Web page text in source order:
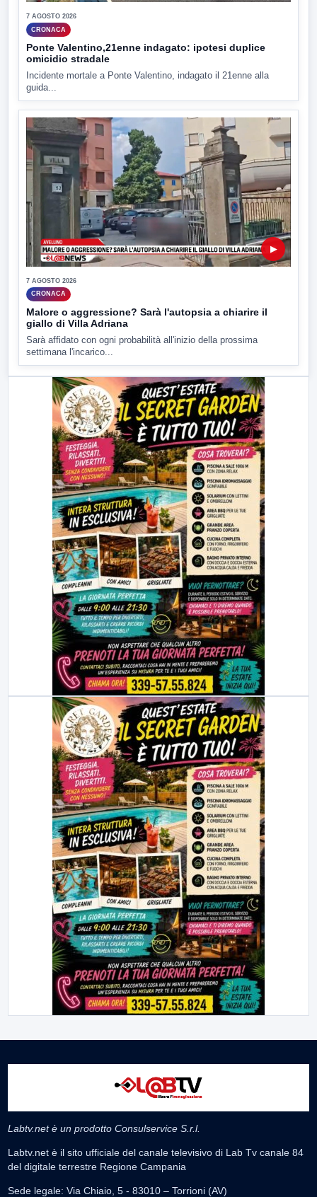
7 AGOSTO 2026
CRONACA
Ponte Valentino,21enne indagato: ipotesi duplice
omicidio stradale
Incidente mortale a Ponte Valentino, indagato il 21enne alla
guida...
▶
7 AGOSTO 2026
CRONACA
Malore o aggressione? Sarà l'autopsia a chiarire il
giallo di Villa Adriana
Sarà affidato con ogni probabilità all'inizio della prossima
settimana l'incarico...
Labtv.net è un prodotto Consulservice S.r.l.
Labtv.net è il sito ufficiale del canale televisivo di Lab Tv canale 84
del digitale terrestre Regione Campania
Sede legale: Via Chiaio, 5 - 83010 – Torrioni (AV)